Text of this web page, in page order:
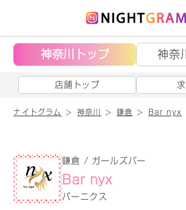
神奈川トップ 神奈
店舗トップ
ナイトグラム 神奈川 鎌倉 Bar nyx
鎌倉 / ガールズバー
Bar nyx
バーニクス